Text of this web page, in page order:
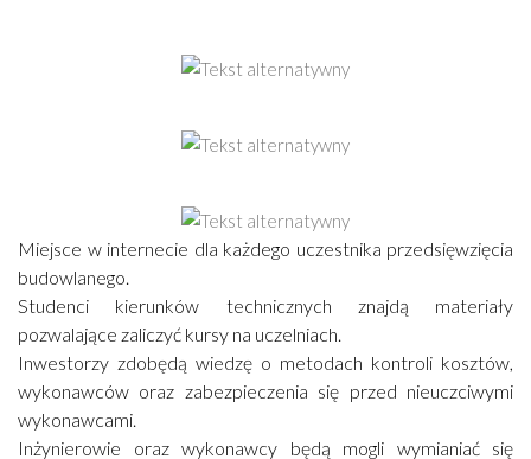
Miejsce w internecie dla każdego uczestnika przedsięwzięcia
budowlanego.
Studenci kierunków technicznych znajdą materiały
pozwalające zaliczyć kursy na uczelniach.
Inwestorzy zdobędą wiedzę o metodach kontroli kosztów,
wykonawców oraz zabezpieczenia się przed nieuczciwymi
wykonawcami.
Inżynierowie oraz wykonawcy będą mogli wymianiać się